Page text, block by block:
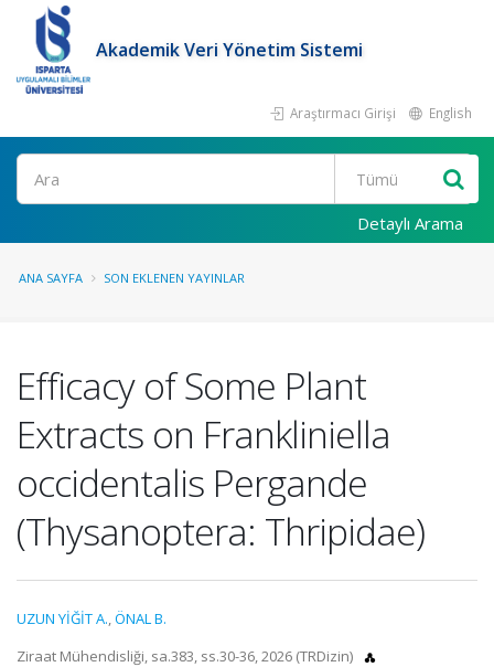
Akademik Veri Yönetim Sistemi
Araştırmacı Girişi English
Ara
Detaylı Arama
ANA SAYFA SON EKLENEN YAYINLAR
Efficacy of Some Plant
Extracts on Frankliniella
occidentalis Pergande
(Thysanoptera: Thripidae)
UZUN YİĞİT A.,ÖNAL B.
Ziraat Mühendisliği, sa.383, ss.30-36, 2026 (TRDizin)